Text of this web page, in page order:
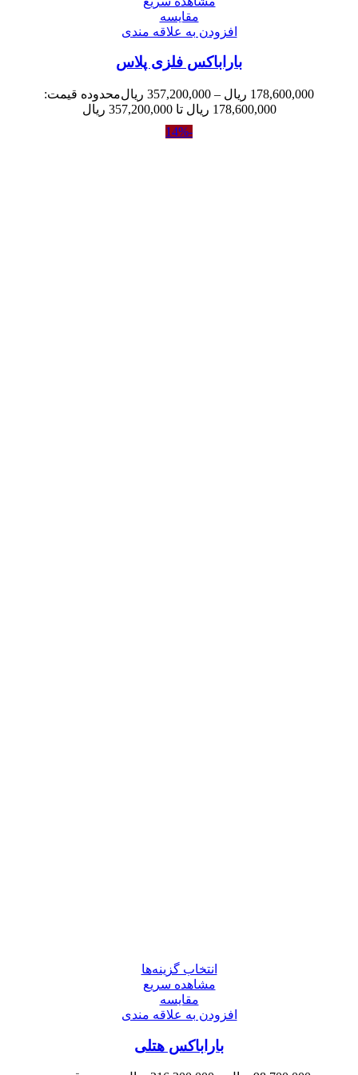
مقایسه
افزودن به علاقه مندی
باراباکس فلزی پلاس
178,600,000 ریال –
357,200,000 ریالمحدوده قیمت:
178,600,000 ریال تا 357,200,000 ریال
-14%
انتخاب گزینه‌ها
مشاهده سریع
مقایسه
افزودن به علاقه مندی
باراباکس هتلی